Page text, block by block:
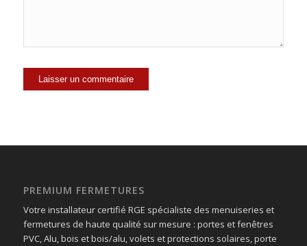
PREMIUM FERMETURES
Votre installateur certifié RGE spécialiste des menuiseries et
fermetures de haute qualité sur mesure : portes et fenêtres
PVC, Alu, bois et bois/alu, volets et protections solaires, porte